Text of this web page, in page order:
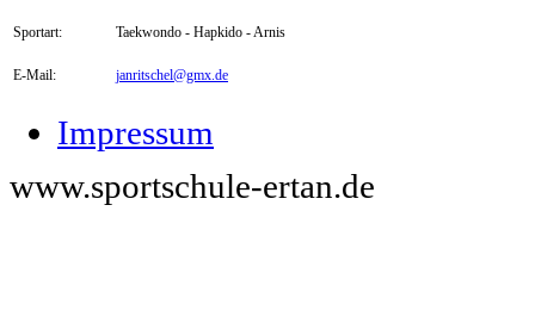
Sportart: Taekwondo - Hapkido - Arnis
E-Mail: janritschel@gmx.de
Impressum
www.sportschule-ertan.de